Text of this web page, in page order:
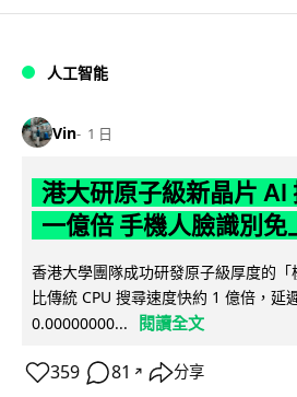
人工智能
Vin 1 日
港大研原子級新晶片 AI
一億倍 手機人臉識別免
香港大學團隊成功研發原子級厚度的「
比傳統 CPU 搜尋速度快約 1 億倍，延
0.00000000...
閱讀全文
359 81 ↗ 分享